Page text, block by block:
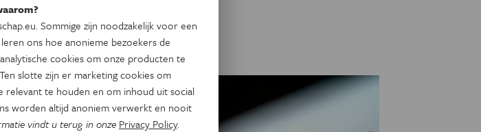
Sommige zijn noodzakelijk voor een
ons hoe anonieme bezoekers de
cookies om onze producten te
slotte zijn er marketing cookies om
relevant te houden en om inhoud uit social
worden altijd anoniem verwerkt en nooit
vindt u terug in onze Privacy Policy.